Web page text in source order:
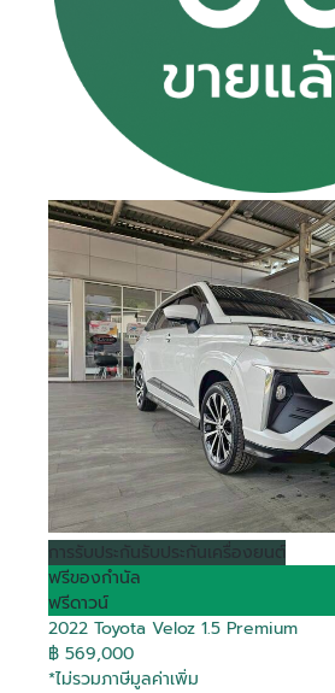
การรับประกันรับประกันเครื่องยนต์
ฟรีของกำนัล
ฟรีดาวน์
2022 Toyota Veloz 1.5 Premium
฿ 569,000
*ไม่รวมภาษีมูลค่าเพิ่ม